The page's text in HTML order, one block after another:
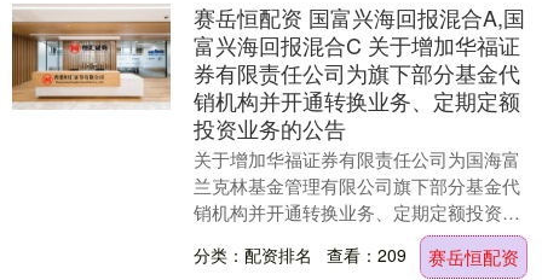
赛岳恒配资 国富兴海回报混合A,国
富兴海回报混合C 关于增加华福证
券有限责任公司为旗下部分基金代
销机构并开通转换业务、定期定额
投资业务的公告
关于增加华福证券有限责任公司为国海富
兰克林基金管理有限公司旗下部分基金代
销机构并开通转换业务、定期定额投资业
务的公告一、根据国海富兰克林基金管理
有限公司（以下简....
分类：配资排名 查看：209 赛岳恒配资